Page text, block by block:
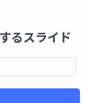
るスライド